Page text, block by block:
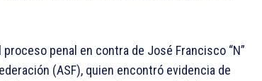
penal en contra de José Francisco “N”
(ASF), quien encontró evidencia de